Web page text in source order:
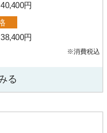
円
円
※消費税込
る